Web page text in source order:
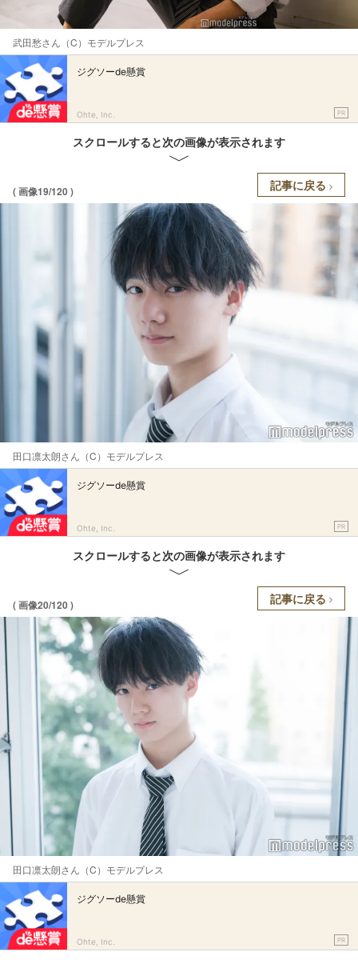
武田愁さん（C）モデルプレス
ジグソーde懸賞
Ohte, Inc. PR
スクロールすると次の画像が表示されます
( 画像19/120 ) 記事に戻る
田口凛太朗さん（C）モデルプレス
ジグソーde懸賞
Ohte, Inc. PR
スクロールすると次の画像が表示されます
( 画像20/120 ) 記事に戻る
田口凛太朗さん（C）モデルプレス
ジグソーde懸賞
Ohte, Inc. PR